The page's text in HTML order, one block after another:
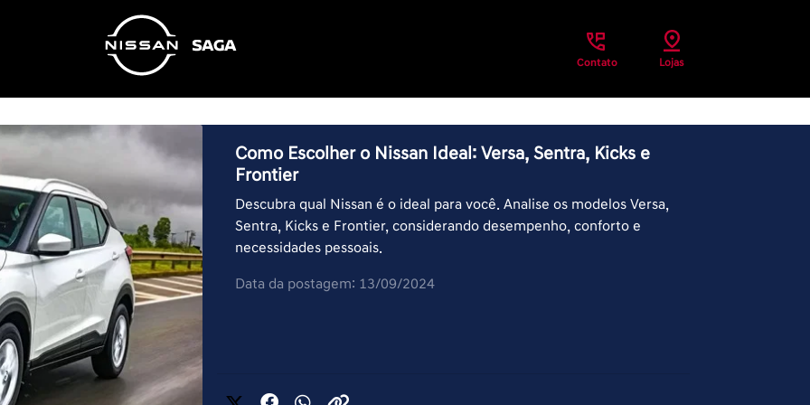
Contato Lojas
Como Escolher o Nissan Ideal: Versa, Sentra, Kicks e
Frontier
Descubra qual Nissan é o ideal para você. Analise os modelos Versa,
Sentra, Kicks e Frontier, considerando desempenho, conforto e
necessidades pessoais.
Data da postagem: 13/09/2024